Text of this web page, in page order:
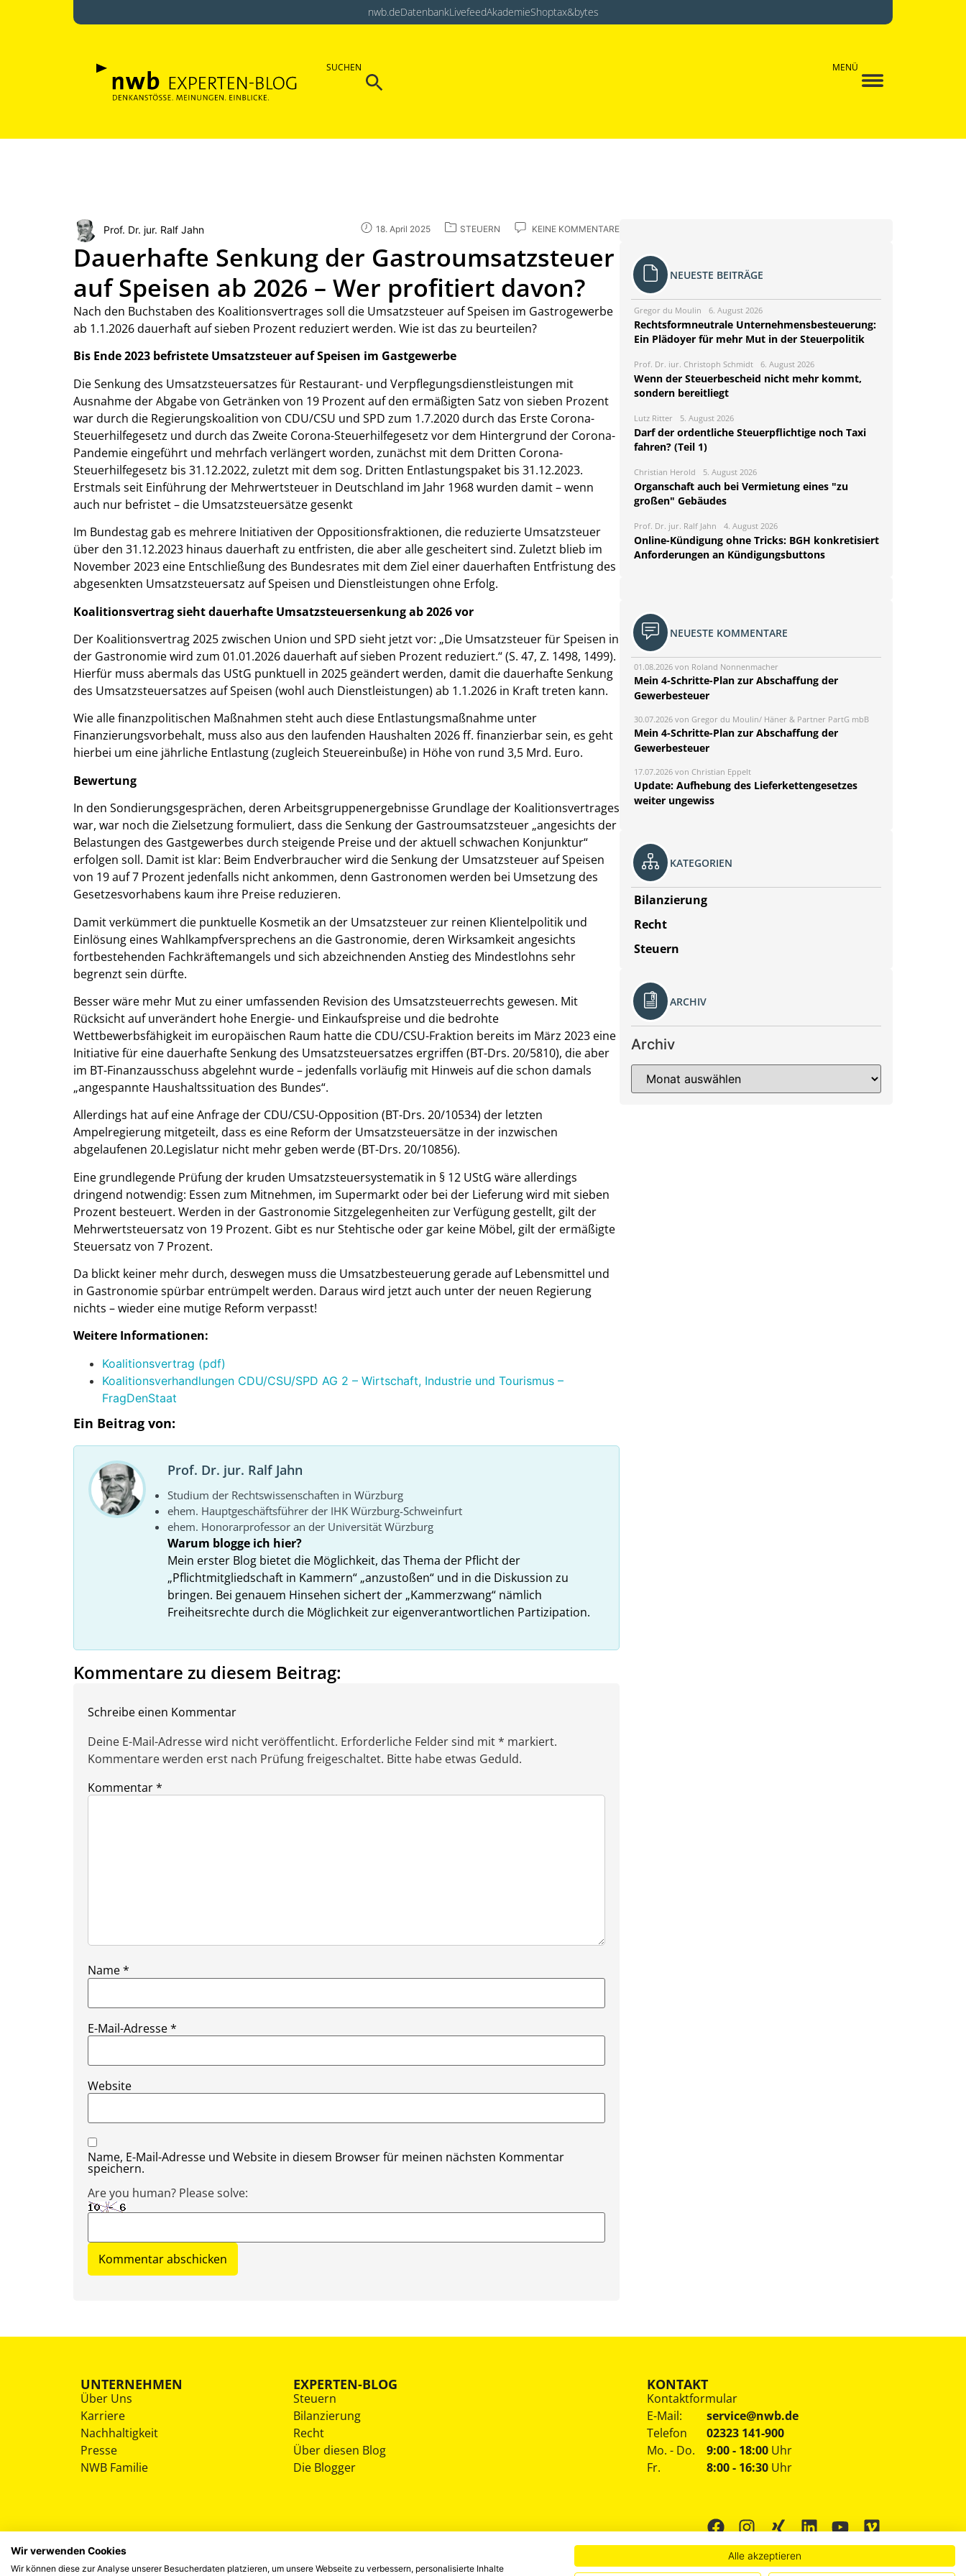
nwb.deDatenbankLivefeedAkademieShoptax&bytes
SUCHEN
Search
MENÜ
Prof. Dr. jur. Ralf Jahn 18. April 2025 STEUERN KEINE KOMMENTARE
Dauerhafte Senkung der Gastroumsatzsteuer
auf Speisen ab 2026 – Wer profitiert davon?
Nach den Buchstaben des Koalitionsvertrages soll die Umsatzsteuer auf Speisen im Gastrogewerbe
ab 1.1.2026 dauerhaft auf sieben Prozent reduziert werden. Wie ist das zu beurteilen?
Bis Ende 2023 befristete Umsatzsteuer auf Speisen im Gastgewerbe
Die Senkung des Umsatzsteuersatzes für Restaurant- und Verpflegungsdienstleistungen mit
Ausnahme der Abgabe von Getränken von 19 Prozent auf den ermäßigten Satz von sieben Prozent
war durch die Regierungskoalition von CDU/CSU und SPD zum 1.7.2020 durch das Erste Corona-
Steuerhilfegesetz und durch das Zweite Corona-Steuerhilfegesetz vor dem Hintergrund der Corona-
Pandemie eingeführt und mehrfach verlängert worden, zunächst mit dem Dritten Corona-
Steuerhilfegesetz bis 31.12.2022, zuletzt mit dem sog. Dritten Entlastungspaket bis 31.12.2023.
Erstmals seit Einführung der Mehrwertsteuer in Deutschland im Jahr 1968 wurden damit – wenn
auch nur befristet – die Umsatzsteuersätze gesenkt
Im Bundestag gab es mehrere Initiativen der Oppositionsfraktionen, die reduzierte Umsatzsteuer
über den 31.12.2023 hinaus dauerhaft zu entfristen, die aber alle gescheitert sind. Zuletzt blieb im
November 2023 eine Entschließung des Bundesrates mit dem Ziel einer dauerhaften Entfristung des
abgesenkten Umsatzsteuersatz auf Speisen und Dienstleistungen ohne Erfolg.
Koalitionsvertrag sieht dauerhafte Umsatzsteuersenkung ab 2026 vor
Der Koalitionsvertrag 2025 zwischen Union und SPD sieht jetzt vor: „Die Umsatzsteuer für Speisen in
der Gastronomie wird zum 01.01.2026 dauerhaft auf sieben Prozent reduziert.“ (S. 47, Z. 1498, 1499).
Hierfür muss abermals das UStG punktuell in 2025 geändert werden, damit die dauerhafte Senkung
des Umsatzsteuersatzes auf Speisen (wohl auch Dienstleistungen) ab 1.1.2026 in Kraft treten kann.
Wie alle finanzpolitischen Maßnahmen steht auch diese Entlastungsmaßnahme unter
Finanzierungsvorbehalt, muss also aus den laufenden Haushalten 2026 ff. finanzierbar sein, es geht
hierbei um eine jährliche Entlastung (zugleich Steuereinbuße) in Höhe von rund 3,5 Mrd. Euro.
Bewertung
In den Sondierungsgesprächen, deren Arbeitsgruppenergebnisse Grundlage der Koalitionsvertrages
war, war noch die Zielsetzung formuliert, dass die Senkung der Gastroumsatzsteuer „angesichts der
Belastungen des Gastgewerbes durch steigende Preise und der aktuell schwachen Konjunktur“
erfolgen soll. Damit ist klar: Beim Endverbraucher wird die Senkung der Umsatzsteuer auf Speisen
von 19 auf 7 Prozent jedenfalls nicht ankommen, denn Gastronomen werden bei Umsetzung des
Gesetzesvorhabens kaum ihre Preise reduzieren.
Damit verkümmert die punktuelle Kosmetik an der Umsatzsteuer zur reinen Klientelpolitik und
Einlösung eines Wahlkampfversprechens an die Gastronomie, deren Wirksamkeit angesichts
fortbestehenden Fachkräftemangels und sich abzeichnenden Anstieg des Mindestlohns sehr
begrenzt sein dürfte.
Besser wäre mehr Mut zu einer umfassenden Revision des Umsatzsteuerrechts gewesen. Mit
Rücksicht auf unverändert hohe Energie- und Einkaufspreise und die bedrohte
Wettbewerbsfähigkeit im europäischen Raum hatte die CDU/CSU-Fraktion bereits im März 2023 eine
Initiative für eine dauerhafte Senkung des Umsatzsteuersatzes ergriffen (BT-Drs. 20/5810), die aber
im BT-Finanzausschuss abgelehnt wurde – jedenfalls vorläufig mit Hinweis auf die schon damals
„angespannte Haushaltssituation des Bundes“.
Allerdings hat auf eine Anfrage der CDU/CSU-Opposition (BT-Drs. 20/10534) der letzten
Ampelregierung mitgeteilt, dass es eine Reform der Umsatzsteuersätze in der inzwischen
abgelaufenen 20.Legislatur nicht mehr geben werde (BT-Drs. 20/10856).
Eine grundlegende Prüfung der kruden Umsatzsteuersystematik in § 12 UStG wäre allerdings
dringend notwendig: Essen zum Mitnehmen, im Supermarkt oder bei der Lieferung wird mit sieben
Prozent besteuert. Werden in der Gastronomie Sitzgelegenheiten zur Verfügung gestellt, gilt der
Mehrwertsteuersatz von 19 Prozent. Gibt es nur Stehtische oder gar keine Möbel, gilt der ermäßigte
Steuersatz von 7 Prozent.
Da blickt keiner mehr durch, deswegen muss die Umsatzbesteuerung gerade auf Lebensmittel und
in Gastronomie spürbar entrümpelt werden. Daraus wird jetzt auch unter der neuen Regierung
nichts – wieder eine mutige Reform verpasst!
Weitere Informationen:
Koalitionsvertrag (pdf)
Koalitionsverhandlungen CDU/CSU/SPD AG 2 – Wirtschaft, Industrie und Tourismus –
FragDenStaat
Ein Beitrag von:
Prof. Dr. jur. Ralf Jahn
Studium der Rechtswissenschaften in Würzburg
ehem. Hauptgeschäftsführer der IHK Würzburg-Schweinfurt
ehem. Honorarprofessor an der Universität Würzburg
Warum blogge ich hier?
Mein erster Blog bietet die Möglichkeit, das Thema der Pflicht der
„Pflichtmitgliedschaft in Kammern“ „anzustoßen“ und in die Diskussion zu
bringen. Bei genauem Hinsehen sichert der „Kammerzwang“ nämlich
Freiheitsrechte durch die Möglichkeit zur eigenverantwortlichen Partizipation.
Kommentare zu diesem Beitrag:
Schreibe einen Kommentar
Deine E-Mail-Adresse wird nicht veröffentlicht. Erforderliche Felder sind mit * markiert.
Kommentare werden erst nach Prüfung freigeschaltet. Bitte habe etwas Geduld.
Kommentar*
Name*
E-Mail-Adresse*
Website
Name, E-Mail-Adresse und Website in diesem Browser für meinen nächsten Kommentar
speichern.
Are you human? Please solve:
NEUESTE BEITRÄGE
Gregor du Moulin 6. August 2026
Rechtsformneutrale Unternehmensbesteuerung:
Ein Plädoyer für mehr Mut in der Steuerpolitik
Prof. Dr. iur. Christoph Schmidt 6. August 2026
Wenn der Steuerbescheid nicht mehr kommt,
sondern bereitliegt
Lutz Ritter 5. August 2026
Darf der ordentliche Steuerpflichtige noch Taxi
fahren? (Teil 1)
Christian Herold 5. August 2026
Organschaft auch bei Vermietung eines "zu
großen" Gebäudes
Prof. Dr. jur. Ralf Jahn 4. August 2026
Online-Kündigung ohne Tricks: BGH konkretisiert
Anforderungen an Kündigungsbuttons
NEUESTE KOMMENTARE
01.08.2026 von Roland Nonnenmacher
Mein 4-Schritte-Plan zur Abschaffung der
Gewerbesteuer
30.07.2026 von Gregor du Moulin/ Häner & Partner PartG mbB
Mein 4-Schritte-Plan zur Abschaffung der
Gewerbesteuer
17.07.2026 von Christian Eppelt
Update: Aufhebung des Lieferkettengesetzes
weiter ungewiss
KATEGORIEN
Bilanzierung
Recht
Steuern
ARCHIV
Archiv
UNTERNEHMEN
Über Uns
Karriere
Nachhaltigkeit
Presse
NWB Familie
EXPERTEN-BLOG
Steuern
Bilanzierung
Recht
Über diesen Blog
Die Blogger
KONTAKT
Kontaktformular
E-Mail:
service@nwb.de
Telefon
02323 141-900
Mo. - Do.
Fr.
9:00 - 18:00 Uhr
8:00 - 16:30 Uhr
Wir verwenden Cookies
Wir können diese zur Analyse unserer Besucherdaten platzieren, um unsere Webseite zu verbessern, personalisierte Inhalte
Alle akzeptieren